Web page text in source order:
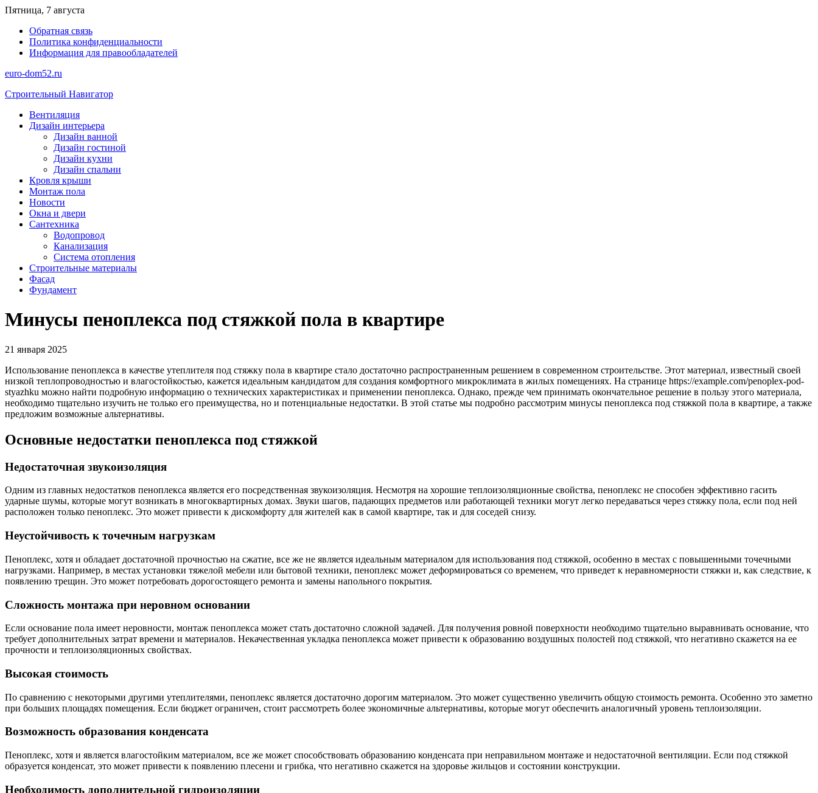
Перейти
содержимому
Пятница, 7 августа
Обратная связь
Политика конфиденциальности
Информация для правообладателей
euro-dom52.ru
Строительный Навигатор
Вентиляция
Дизайн интерьера
Дизайн ванной
Дизайн гостиной
Дизайн кухни
Дизайн спальни
Кровля крыши
Монтаж пола
Новости
Окна и двери
Сантехника
Водопровод
Канализация
Система отопления
Строительные материалы
Фасад
Фундамент
Минусы пеноплекса под стяжкой пола в квартире
21 января 2025
Использование пеноплекса в качестве утеплителя под стяжку пола в квартире стало достаточно распространенным решением в современном строительстве. Этот материал, известный своей
низкой теплопроводностью и влагостойкостью, кажется идеальным кандидатом для создания комфортного микроклимата в жилых помещениях. На странице https://example.com/penoplex-pod-
styazhku можно найти подробную информацию о технических характеристиках и применении пеноплекса. Однако, прежде чем принимать окончательное решение в пользу этого материала,
необходимо тщательно изучить не только его преимущества, но и потенциальные недостатки. В этой статье мы подробно рассмотрим минусы пеноплекса под стяжкой пола в квартире, а также
предложим возможные альтернативы.
Основные недостатки пеноплекса под стяжкой
Недостаточная звукоизоляция
Одним из главных недостатков пеноплекса является его посредственная звукоизоляция. Несмотря на хорошие теплоизоляционные свойства, пеноплекс не способен эффективно гасить
ударные шумы, которые могут возникать в многоквартирных домах. Звуки шагов, падающих предметов или работающей техники могут легко передаваться через стяжку пола, если под ней
расположен только пеноплекс. Это может привести к дискомфорту для жителей как в самой квартире, так и для соседей снизу.
Неустойчивость к точечным нагрузкам
Пеноплекс, хотя и обладает достаточной прочностью на сжатие, все же не является идеальным материалом для использования под стяжкой, особенно в местах с повышенными точечными
нагрузками. Например, в местах установки тяжелой мебели или бытовой техники, пеноплекс может деформироваться со временем, что приведет к неравномерности стяжки и, как следствие, к
появлению трещин. Это может потребовать дорогостоящего ремонта и замены напольного покрытия.
Сложность монтажа при неровном основании
Если основание пола имеет неровности, монтаж пеноплекса может стать достаточно сложной задачей. Для получения ровной поверхности необходимо тщательно выравнивать основание, что
требует дополнительных затрат времени и материалов. Некачественная укладка пеноплекса может привести к образованию воздушных полостей под стяжкой, что негативно скажется на ее
прочности и теплоизоляционных свойствах.
Высокая стоимость
По сравнению с некоторыми другими утеплителями, пеноплекс является достаточно дорогим материалом. Это может существенно увеличить общую стоимость ремонта. Особенно это заметно
при больших площадях помещения. Если бюджет ограничен, стоит рассмотреть более экономичные альтернативы, которые могут обеспечить аналогичный уровень теплоизоляции.
Возможность образования конденсата
Пеноплекс, хотя и является влагостойким материалом, все же может способствовать образованию конденсата при неправильном монтаже и недостаточной вентиляции. Если под стяжкой
образуется конденсат, это может привести к появлению плесени и грибка, что негативно скажется на здоровье жильцов и состоянии конструкции.
Необходимость дополнительной гидроизоляции